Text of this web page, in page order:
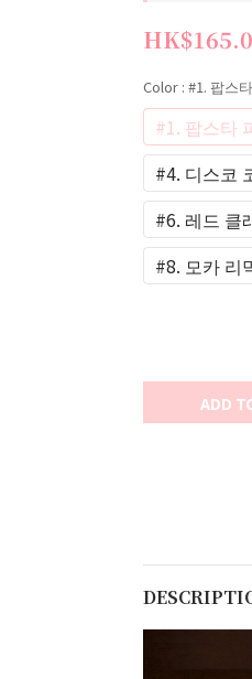
Color : #1. 팝스
#1. 팝스타
#4. 디스코
#6. 레드 클
#8. 모카 리
ADD